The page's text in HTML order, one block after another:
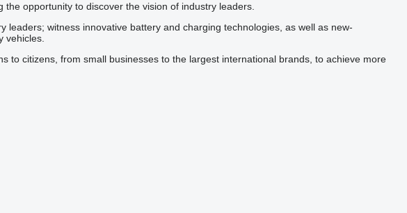
opportunity to discover the vision of industry leaders.
witness innovative battery and charging technologies, as well as new-
vehicles.
to citizens, from small businesses to the largest international brands, to achieve more